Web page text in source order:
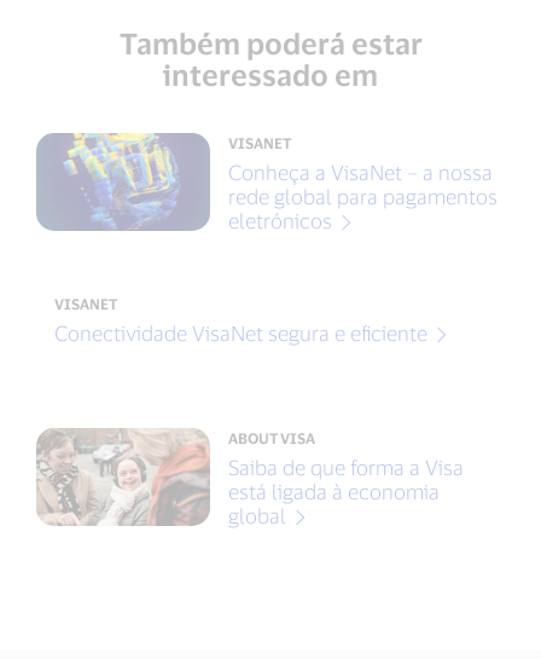
Também poderá estar
interessado em
VISANET
Conheça a VisaNet – a nossa
rede global para pagamentos
eletrónicos
VISANET
Conectividade VisaNet segura e eficiente
ABOUT VISA
Saiba de que forma a Visa
está ligada à economia
global